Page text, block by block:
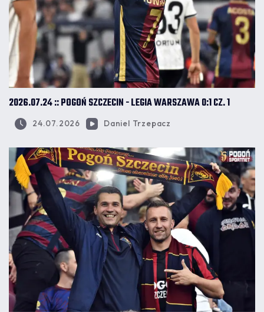
2026.07.24 :: POGOŃ SZCZECIN - LEGIA WARSZAWA 0:1 CZ. 1
24.07.2026 Daniel Trzepacz